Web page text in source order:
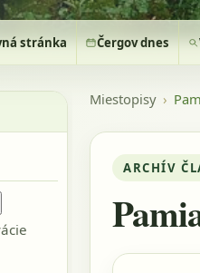
stránka Čergov dnes
Miestopisy ›
ARCHÍV